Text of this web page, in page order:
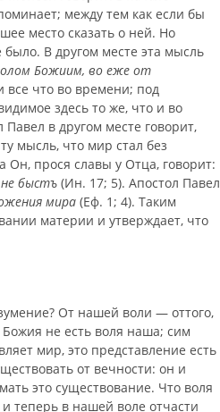
между тем как если бы
место сказать о ней. Но
В другом месте эта мысль
Божиим, во еже от
все что во времени; под
здесь то же, что и во
в другом месте говорит,
мысль, что мир стал без
Он, прося славы у Отца, говорит:
быстъ (Ин. 17; 5). Апостол Павел
мира (Еф. 1; 4). Таким
мате­рии и утверждает, что
От нашей воли — оттого,
не есть воля наша; сим
мир, это представление есть
от вечности: он и
это существование. Что воля
теперь в нашей воле отчасти